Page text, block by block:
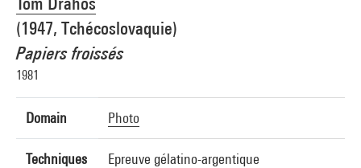
(1947, Tchécoslovaquie)
Papiers froissés
1981
Domain Photo
Techniques Epreuve gélatino-argentique
GrandPalaisRmn
Image reference : 4N76467
Image presentation :GrandPalaisRmnPhoto